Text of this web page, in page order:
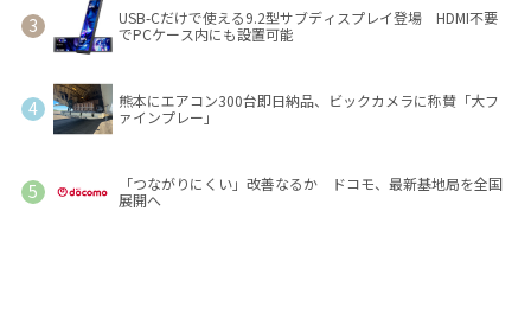
USB-Cだけで使える9.2型サブディスプレイ登場 HDMI不要
でPCケース内にも設置可能
熊本にエアコン300台即日納品、ビックカメラに称賛「大フ
ァインプレー」
「つながりにくい」改善なるか ドコモ、最新基地局を全国
展開へ